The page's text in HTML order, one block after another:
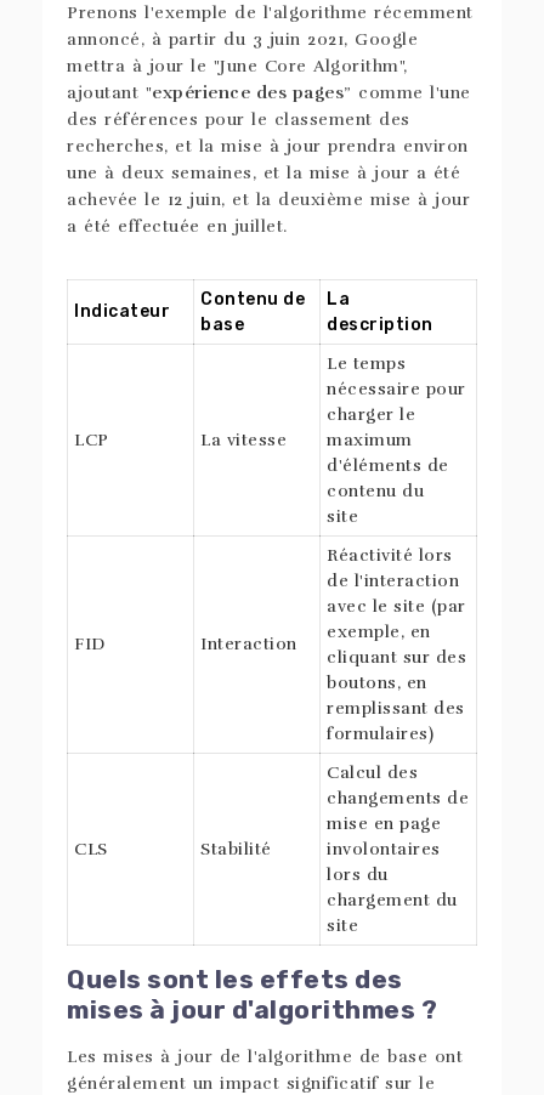
Prenons l'exemple de l'algorithme récemment
annoncé, à partir du 3 juin 2021, Google
mettra à jour le "June Core Algorithm",
ajoutant "expérience des pages” comme l'une
des références pour le classement des
recherches, et la mise à jour prendra environ
une à deux semaines, et la mise à jour a été
achevée le 12 juin, et la deuxième mise à jour
a été effectuée en juillet.
Indicateur
Contenu de
base
La
description
LCP La vitesse
Le temps
nécessaire pour
charger le
maximum
d'éléments de
contenu du
site
FID Interaction
Réactivité lors
de l'interaction
avec le site (par
exemple, en
cliquant sur des
boutons, en
remplissant des
formulaires)
CLS Stabilité
Calcul des
changements de
mise en page
involontaires
lors du
chargement du
site
Quels sont les effets des
mises à jour d'algorithmes ?
Les mises à jour de l'algorithme de base ont
généralement un impact significatif sur le